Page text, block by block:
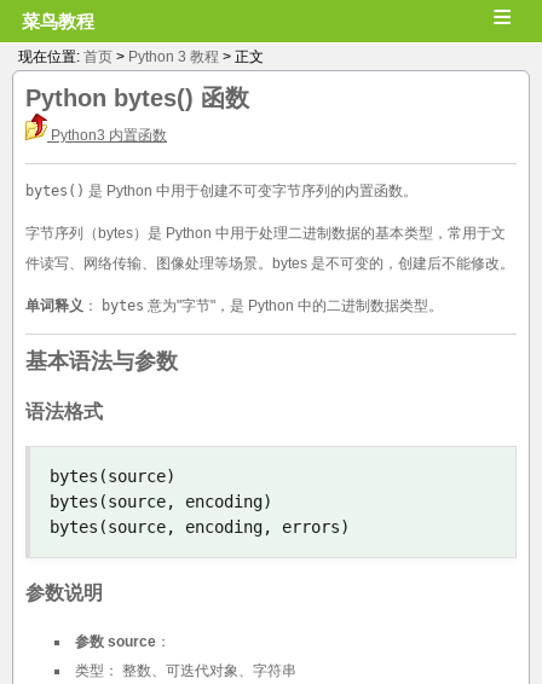
菜鸟教程 ≡
现在位置: 首页 > Python 3 教程 > 正文
Python bytes() 函数
Python3 内置函数
bytes() 是 Python 中用于创建不可变字节序列的内置函数。
字节序列（bytes）是 Python 中用于处理二进制数据的基本类型，常用于文
件读写、网络传输、图像处理等场景。bytes 是不可变的，创建后不能修改。
单词释义 ： bytes 意为"字节"，是 Python 中的二进制数据类型。
基本语法与参数
语法格式
bytes (source)
bytes (source, encoding)
bytes (source, encoding, errors)
参数说明
参数 source ：
类型： 整数、可迭代对象、字符串